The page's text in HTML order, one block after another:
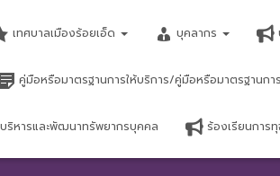
เทศบาลเมืองร้อยเอ็ด บุคลากร
คู่มือหรือมาตรฐานการให้บริการ/คู่มือหรือมาตรฐานก
ริหารและพัฒนาทรัพยากรบุคคล ร้องเรียนการ